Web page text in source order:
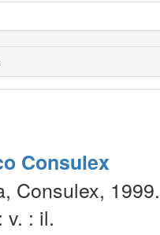
Consulex
Consulex, 1999.
: il.